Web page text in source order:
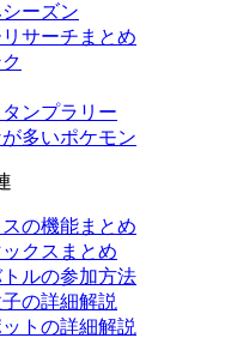
ーズン
サーチまとめ
ンプラリー
多いポケモン
の機能まとめ
クスまとめ
ルの参加方法
の詳細解説
トの詳細解説